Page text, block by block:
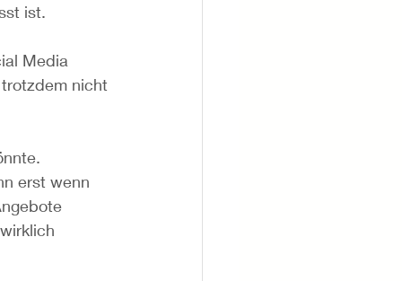
ist.
Media
nicht
erst wenn